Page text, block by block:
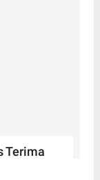
Terima